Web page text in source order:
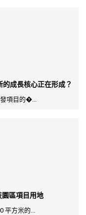
成長核心正在形成？
項目的�...
區項目用地
平方米的...